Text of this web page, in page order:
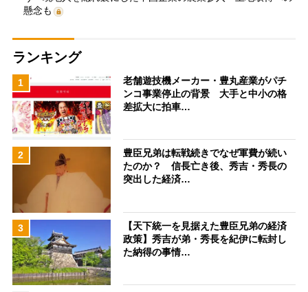
懸念も
ランキング
1
老舗遊技機メーカー・豊丸産業がパチ
ンコ事業停止の背景 大手と中小の格
差拡大に拍車…
2
豊臣兄弟は転戦続きでなぜ軍費が続い
たのか？ 信長亡き後、秀吉・秀長の
突出した経済…
3
【天下統一を見据えた豊臣兄弟の経済
政策】秀吉が弟・秀長を紀伊に転封し
た納得の事情…